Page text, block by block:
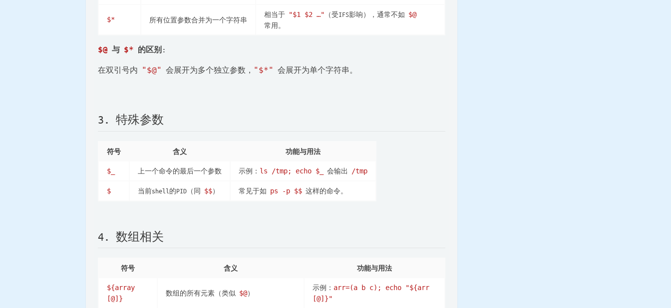
$* 所有位置参数合并为一个字符串
相当于 "$1 $2 …" （受IFS影响），通常不如 $@
常用。
$@ 与 $* 的区别:
在双引号内 "$@" 会展开为多个独立参数， "$*" 会展开为单个字符串。
3. 特殊参数
符号 含义 功能与用法
$_ 上一个命令的最后一个参数 示例： ls /tmp; echo $_ 会输出 /tmp
$ 当前shell的PID（同 $$） 常见于如 ps -p $$ 这样的命令。
4. 数组相关
符号 含义 功能与用法
${array
[@]}
数组的所有元素（类似 $@）
示例： arr=(a b c); echo "${arr
[@]}"